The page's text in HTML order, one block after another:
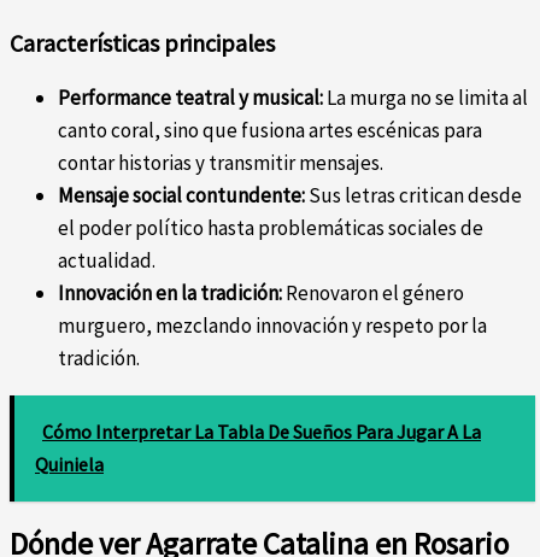
Características principales
Performance teatral y musical:La murga no se limita al
canto coral, sino que fusiona artes escénicas para
contar historias y transmitir mensajes.
Mensaje social contundente:Sus letras critican desde
el poder político hasta problemáticas sociales de
actualidad.
Innovación en la tradición:Renovaron el género
murguero, mezclando innovación y respeto por la
tradición.
Cómo Interpretar La Tabla De Sueños Para Jugar A La
Quiniela
Dónde ver Agarrate Catalina en Rosario